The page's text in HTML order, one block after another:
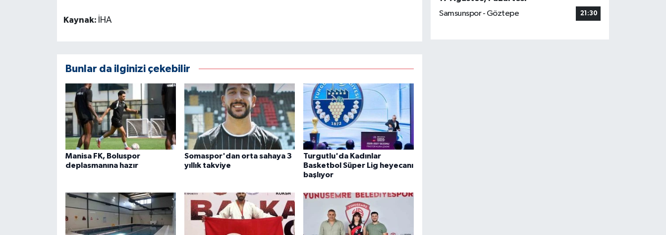
Kaynak: İHA
Bunlar da ilginizi çekebilir
Manisa FK, Boluspor
deplasmanına hazır
Somaspor'dan orta sahaya 3
yıllık takviye
Turgutlu'da Kadınlar
Basketbol Süper Lig heyecanı
başlıyor
Samsunspor - Göztepe
21:30